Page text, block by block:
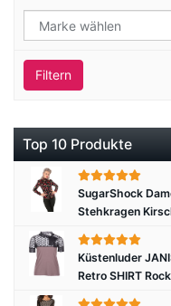
Filtern
Top 10 Produkte
SugarShock
Stehkragen
Küstenluder
Retro SHIRT